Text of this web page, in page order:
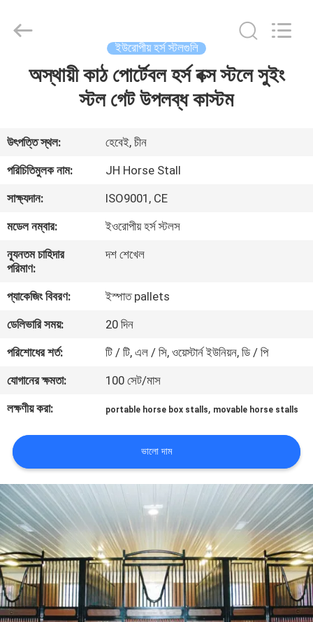
আমাদের
সম্পর্কে
কারখানা
ভ্রমণ
মান
নিয়ন্ত্রণ
যোগাযোগ
করুন
উদ্ধৃতির
জন্য
আবেদন
SITEMAP
গোপনীয়তা
নীতি
products
Reserved.
ইউরোপীয় হর্স স্টলগুলি
অস্থায়ী কাঠ পোর্টেবল হর্স বক্স স্টলে সুইং
স্টল গেট উপলব্ধ কাস্টম
উৎপত্তি স্থল:
হেবেই, চীন
পরিচিতিমুলক নাম:
JH Horse Stall
সাক্ষ্যদান:
ISO9001, CE
মডেল নম্বার:
ইওরোপীয় হর্স স্টলস
ন্যূনতম চাহিদার
পরিমাণ:
দশ শেখেল
প্যাকেজিং বিবরণ:
ইস্পাত pallets
ডেলিভারি সময়:
20 দিন
পরিশোধের শর্ত:
টি / টি, এল / সি, ওয়েস্টার্ন ইউনিয়ন, ডি / পি
যোগানের ক্ষমতা:
100 সেট/মাস
লক্ষণীয় করা:
portable horse box stalls, movable horse stalls
ভালো দাম